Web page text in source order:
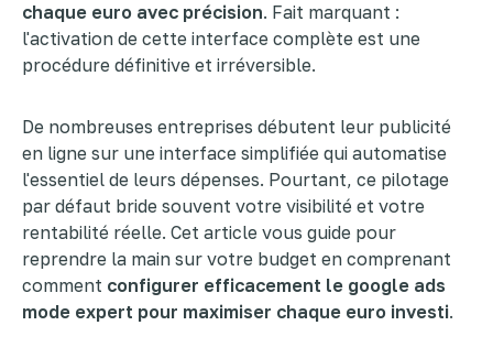
chaque euro avec précision. Fait marquant :
l'activation de cette interface complète est une
procédure définitive et irréversible.
De nombreuses entreprises débutent leur publicité
en ligne sur une interface simplifiée qui automatise
l'essentiel de leurs dépenses. Pourtant, ce pilotage
par défaut bride souvent votre visibilité et votre
rentabilité réelle. Cet article vous guide pour
reprendre la main sur votre budget en comprenant
comment configurer efficacement le google ads
mode expert pour maximiser chaque euro investi.